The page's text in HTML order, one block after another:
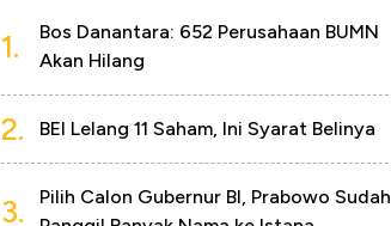
1.
Bos Danantara: 652 Perusahaan BUMN
Akan Hilang
2. BEI Lelang 11 Saham, Ini Syarat Belinya
3.
Pilih Calon Gubernur BI, Prabowo Sudah